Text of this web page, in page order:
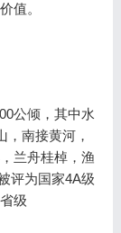
值。
公倾，其中水
，南接黄河，
兰舟桂棹，渔
评为国家4A级
级